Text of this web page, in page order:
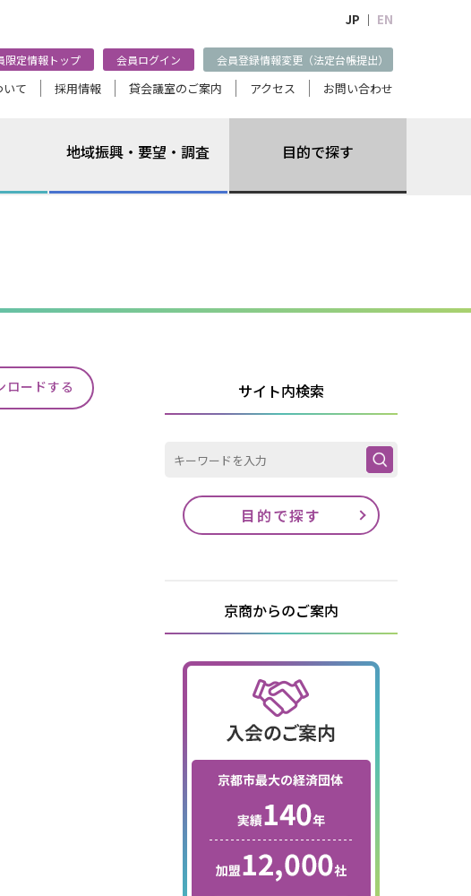
JP ｜ EN
限定情報トップ 会員ログイン 会員登録情報変更（法定台帳提出）
いて 採用情報 貸会議室のご案内 アクセス お問い合わせ
地域振興・要望・調査 目的で探す
ロードする サイト内検索
目的で探す
京商からのご案内